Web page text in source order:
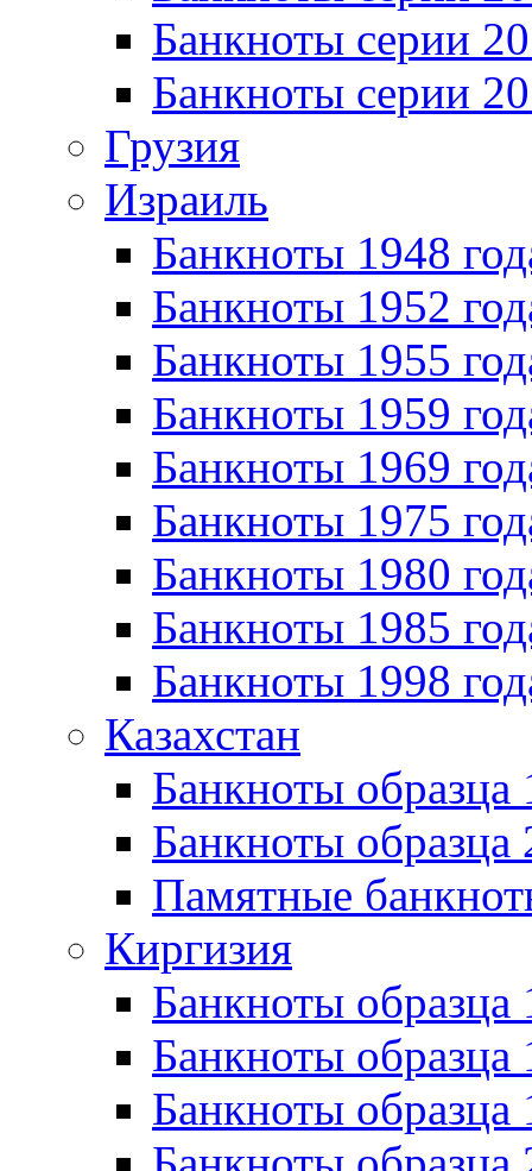
Банкноты серии
Банкноты серии
Грузия
Израиль
Банкноты 1948
Банкноты 1952
Банкноты 1955
Банкноты 1959
Банкноты 1969
Банкноты 1975
Банкноты 1980
Банкноты 1985
Банкноты 1998
Казахстан
Банкноты
Банкноты образца
Памятные
Киргизия
Банкноты образца
Банкноты образца
Банкноты